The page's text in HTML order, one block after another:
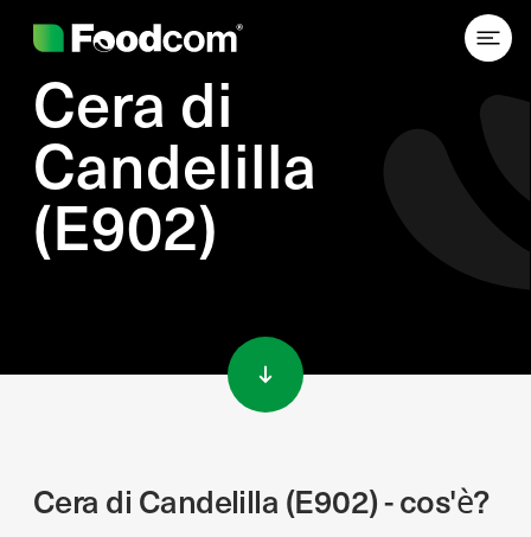
Cera di
Candelilla
(E902)
Cera di Candelilla (E902) - cos'è?